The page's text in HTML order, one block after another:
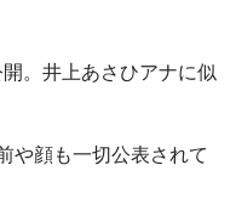
。井上あさひアナに似
や顔も一切公表されて